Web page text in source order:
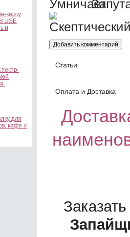
кассу
USE
и
для
кафе и
Статьи
Оплата и Доставка